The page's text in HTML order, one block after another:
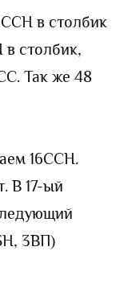
в столбик
столбик,
Так же 48
16ССН.
В 17-ый
3ВП)